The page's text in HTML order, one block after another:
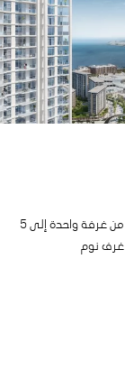
من غرفة واحدة إلى 5
غرف نوم